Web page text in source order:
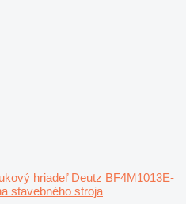
hriadeľ Deutz BF4M1013E-
stavebného stroja